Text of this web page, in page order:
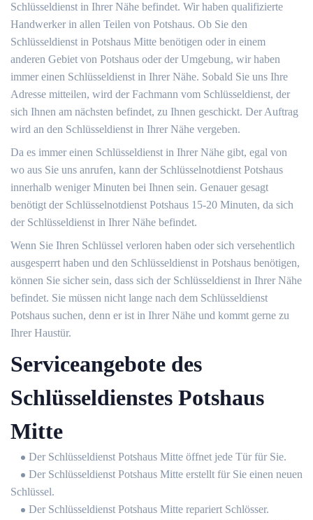
Schlüsseldienst in Ihrer Nähe befindet. Wir haben qualifizierte
Handwerker in allen Teilen von Potshaus. Ob Sie den
Schlüsseldienst in Potshaus Mitte benötigen oder in einem
anderen Gebiet von Potshaus oder der Umgebung, wir haben
immer einen Schlüsseldienst in Ihrer Nähe. Sobald Sie uns Ihre
Adresse mitteilen, wird der Fachmann vom Schlüsseldienst, der
sich Ihnen am nächsten befindet, zu Ihnen geschickt. Der Auftrag
wird an den Schlüsseldienst in Ihrer Nähe vergeben.
Da es immer einen Schlüsseldienst in Ihrer Nähe gibt, egal von
wo aus Sie uns anrufen, kann der Schlüsselnotdienst Potshaus
innerhalb weniger Minuten bei Ihnen sein. Genauer gesagt
benötigt der Schlüsselnotdienst Potshaus 15-20 Minuten, da sich
der Schlüsseldienst in Ihrer Nähe befindet.
Wenn Sie Ihren Schlüssel verloren haben oder sich versehentlich
ausgesperrt haben und den Schlüsseldienst in Potshaus benötigen,
können Sie sicher sein, dass sich der Schlüsseldienst in Ihrer Nähe
befindet. Sie müssen nicht lange nach dem Schlüsseldienst
Potshaus suchen, denn er ist in Ihrer Nähe und kommt gerne zu
Ihrer Haustür.
Serviceangebote des
Schlüsseldienstes Potshaus
Mitte
Der Schlüsseldienst Potshaus Mitte öffnet jede Tür für Sie.
Der Schlüsseldienst Potshaus Mitte erstellt für Sie einen neuen
Schlüssel.
Der Schlüsseldienst Potshaus Mitte repariert Schlösser.